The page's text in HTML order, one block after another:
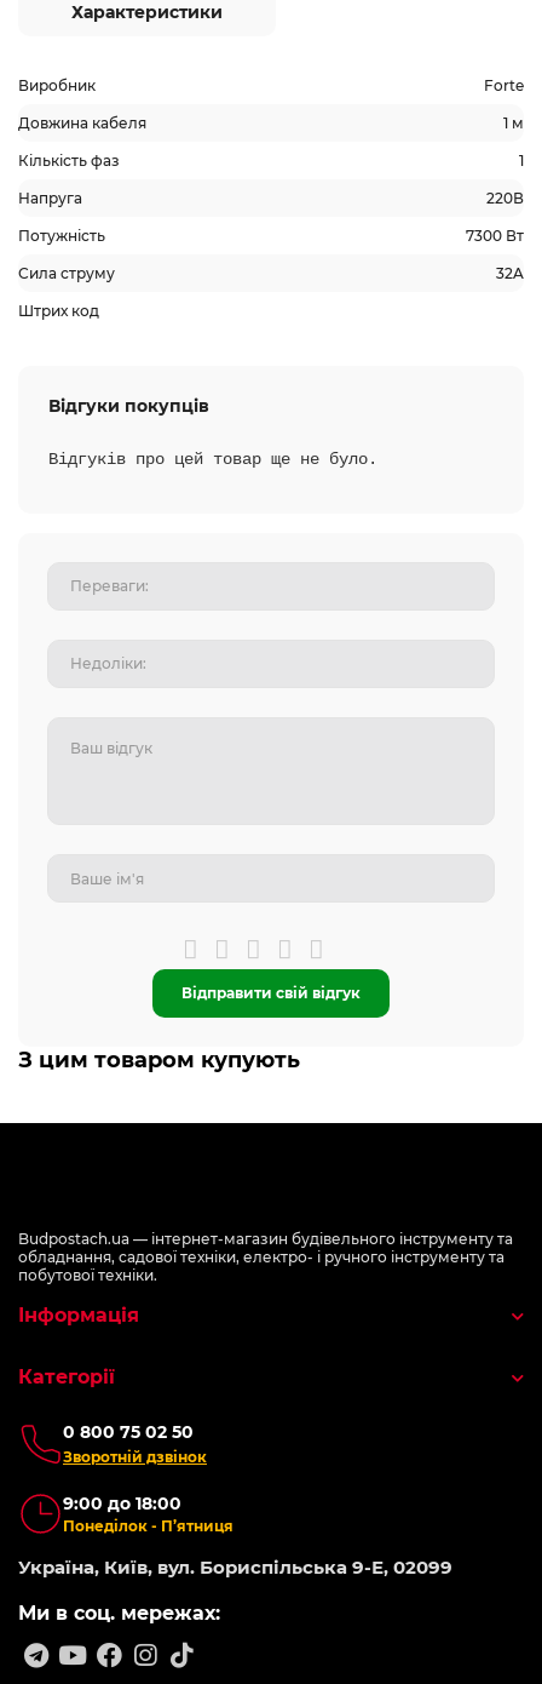
Характеристики
Виробник Forte
Довжина кабеля 1 м
Кількість фаз 1
Напруга 220В
Потужність 7300 Вт
Сила струму 32A
Штрих код
Відгуки покупців
Відгуків про цей товар ще не було.
Відправити свій відгук
З цим товаром купують
Budpostach.ua — інтернет-магазин будівельного інструменту та
обладнання, садової техніки, електро- і ручного інструменту та
побутової техніки.
0 800 75 02 50
Зворотній дзвінок
9:00 до 18:00
Понеділок - П’ятниця
Україна, Київ, вул. Бориспільська 9-Е, 02099
Ми в соц. мережах:
Інформація
Категорії